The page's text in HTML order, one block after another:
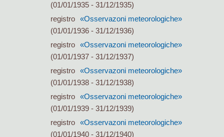
(01/01/1935 - 31/12/1935)
registro «Osservazoni meteorologiche»
(01/01/1936 - 31/12/1936)
registro «Osservazoni meteorologiche»
(01/01/1937 - 31/12/1937)
registro «Osservazoni meteorologiche»
(01/01/1938 - 31/12/1938)
registro «Osservazoni meteorologiche»
(01/01/1939 - 31/12/1939)
registro «Osservazoni meteorologiche»
(01/01/1940 - 31/12/1940)